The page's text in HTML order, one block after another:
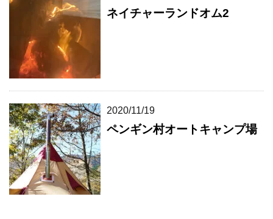
ネイチャーランドオム2
2020/11/19
ペンギン村オートキャンプ場